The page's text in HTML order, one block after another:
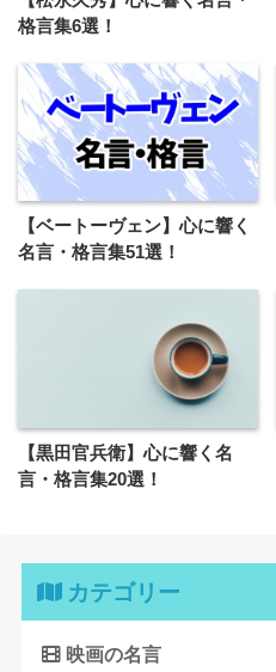
格言集6選！
【ベートーヴェン】心に響く
名言・格言集51選！
【黒田官兵衛】心に響く名
言・格言集20選！
カテゴリー
映画の名言